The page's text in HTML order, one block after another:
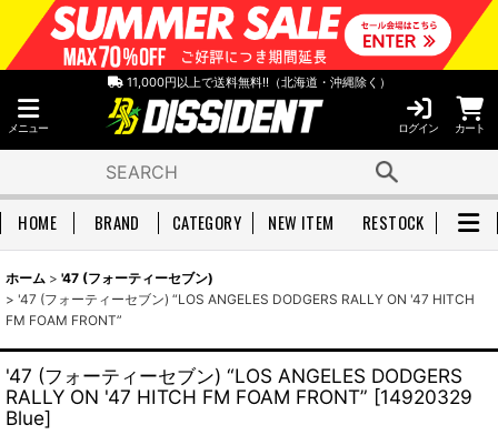
11,000円以上で送料無料!!（北海道・沖縄除く）
メニュー ログイン カート
HOME BRAND CATEGORY NEW ITEM RESTOCK
ホーム > '47 (フォーティーセブン)
> '47 (フォーティーセブン) “LOS ANGELES DODGERS RALLY ON '47 HITCH
FM FOAM FRONT”
'47 (フォーティーセブン) “LOS ANGELES DODGERS
RALLY ON '47 HITCH FM FOAM FRONT” [14920329
Blue]